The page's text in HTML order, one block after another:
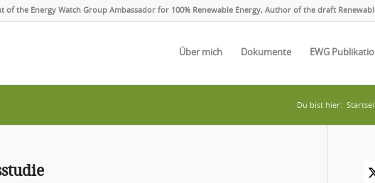
of the Energy Watch Group Ambassador for 100% Renewable Energy, Author of the draft
Über mich Dokumente EWG
Du bist hier: